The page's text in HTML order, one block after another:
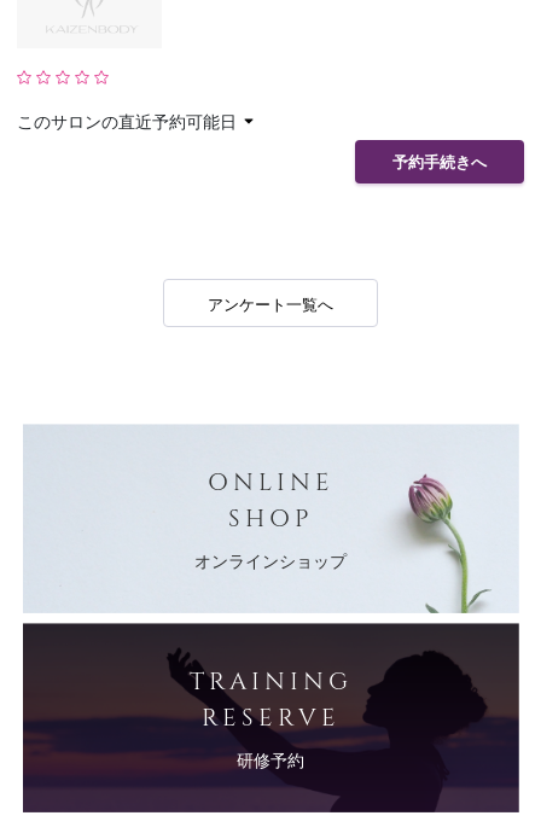
このサロンの直近予約可能日
予約手続きへ
アンケート一覧へ
ONLINE
SHOP
オンラインショップ
TRAINING
RESERVE
研修予約